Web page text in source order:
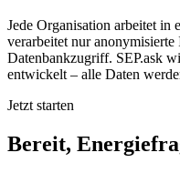
Jede Organisation arbeitet
verarbeitet nur
Datenbankzugriff. SEP.ask
entwickelt – alle Daten
Jetzt starten
Bereit,